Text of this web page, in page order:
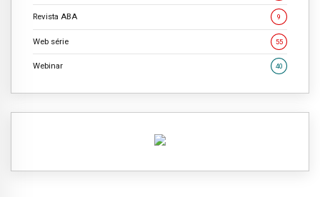
Revista ABA 9
Web série 55
Webinar 40